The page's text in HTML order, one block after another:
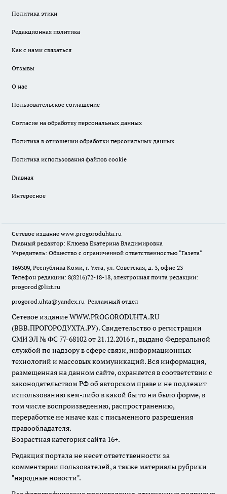
Политика этики
Редакционная политика
Как с нами связаться
Отзывы
О нас
Пользовательское соглашение
Согласие на обработку персональных данных
Политика в отношении обработки персональных данных
Политика использования файлов cookie
Главная
Интересное
Сетевое издание www.progoroduhta.ru
Главный редактор: Клюева Екатерина Владимировна
Учредитель: Общество с ограниченной ответственностью "Газета"
169309, Республика Коми, г. Ухта, ул. Советская, д. 3, офис 23
Телефон редакции: 8(8216)72-18-18, электронная почта редакции:
progorod@list.ru
progorod.uhta@yandex.ru Рекламный отдел
Сетевое издание WWW.PROGORODUHTA.RU
(ВВВ.ПРОГОРОДУХТА.РУ). Свидетельство о регистрации
СМИ ЭЛ № ФС 77-68102 от 21.12.2016 г., выдано Федеральной
службой по надзору в сфере связи, информационных
технологий и массовых коммуникаций. Вся информация,
размещенная на данном сайте, охраняется в соответствии с
законодательством РФ об авторском праве и не подлежит
использованию кем-либо в какой бы то ни было форме, в
том числе воспроизведению, распространению,
переработке не иначе как с письменного разрешения
правообладателя.
Возрастная категория сайта 16+.
Редакция портала не несет ответственности за
комментарии пользователей, а также материалы рубрики
"народные новости".